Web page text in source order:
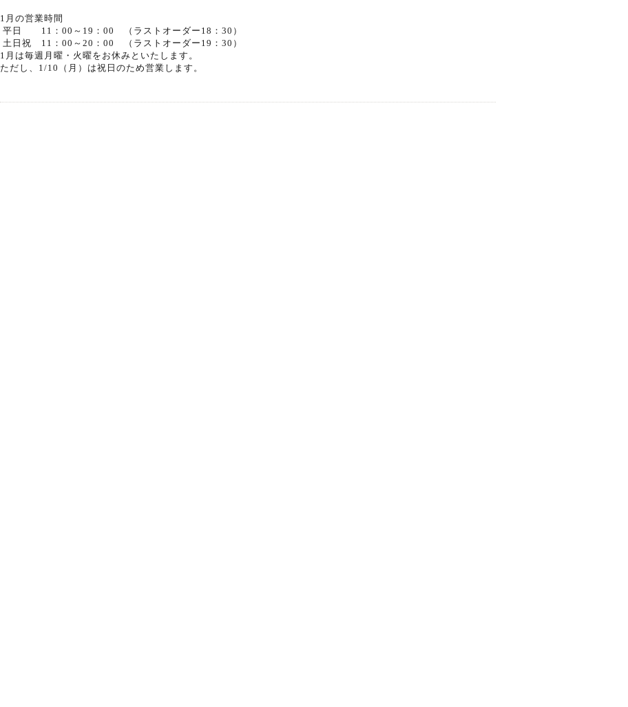
1月の営業時間
平日 11：00～19：00 （ラストオーダー18：30）
土日祝 11：00～20：00 （ラストオーダー19：30）
1月は毎週月曜・火曜をお休みといたします。
ただし、1/10（月）は祝日のため営業します。